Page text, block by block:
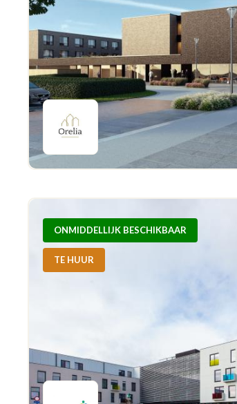
ONMIDDELLIJK BESCHIKBAAR
TE HUUR